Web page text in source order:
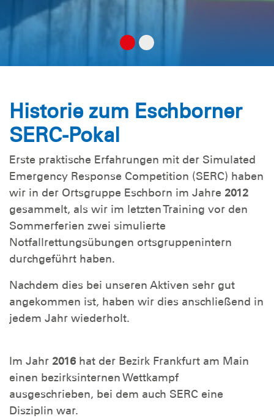
Historie zum Eschborner
SERC-Pokal
Erste praktische Erfahrungen mit der Simulated
Emergency Response Competition (SERC) haben
wir in der Ortsgruppe Eschborn im Jahre 2012
gesammelt, als wir im letzten Training vor den
Sommerferien zwei simulierte
Notfallrettungsübungen ortsgruppenintern
durchgeführt haben.
Nachdem dies bei unseren Aktiven sehr gut
angekommen ist, haben wir dies anschließend in
jedem Jahr wiederholt.
Im Jahr 2016 hat der Bezirk Frankfurt am Main
einen bezirksinternen Wettkampf
ausgeschrieben, bei dem auch SERC eine
Disziplin war.